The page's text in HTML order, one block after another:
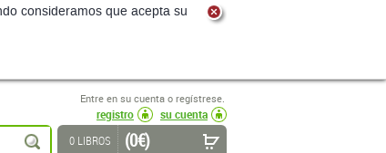
consideramos que acepta su
Entre en su cuenta o regístrese.
registro
su cuenta
buscar
0 LIBROS (0 €)